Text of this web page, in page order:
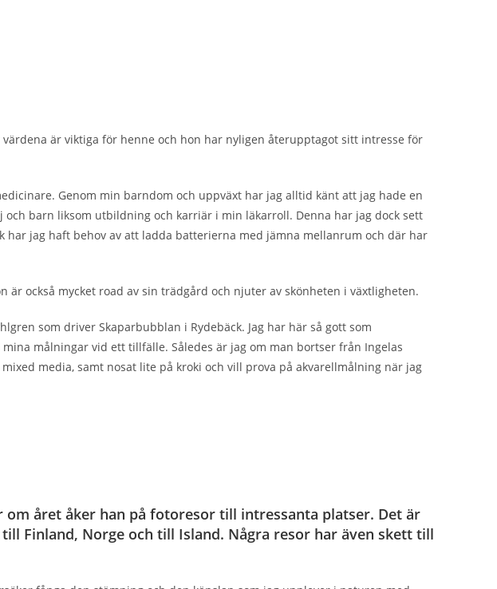
är viktiga för henne och hon har nyligen återupptagot sitt intresse för
Genom min barndom och uppväxt har jag alltid känt att jag hade en
barn liksom utbildning och karriär i min läkarroll. Denna har jag dock sett
jag haft behov av att ladda batterierna med jämna mellanrum och där har
också mycket road av sin trädgård och njuter av skönheten i växtligheten.
som driver Skaparbubblan i Rydebäck. Jag har här så gott som
målningar vid ett tillfälle. Således är jag om man bortser från Ingelas
media, samt nosat lite på kroki och vill prova på akvarellmålning när jag
året åker han på fotoresor till intressanta platser. Det är
Finland, Norge och till Island. Några resor har även skett till